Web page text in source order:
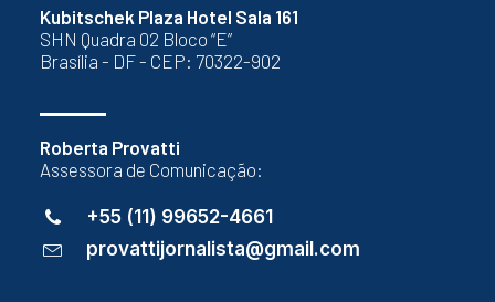
Kubitschek Plaza Hotel Sala 161
SHN Quadra 02 Bloco “E”
Brasília - DF - CEP: 70322-902
Roberta Provatti
Assessora de Comunicação:
+55 (11) 99652-4661
provattijornalista@gmail.com